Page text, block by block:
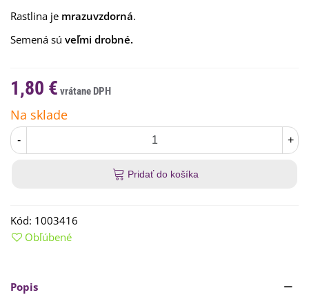
Rastlina je mrazuvzdorná.
Semená sú veľmi drobné.
1,80 €
Na sklade
- +
Pridať do košíka
Kód: 1003416
Obľúbené
Popis